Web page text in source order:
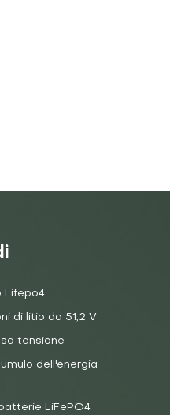
Lifepo4
di litio da 51,2 V
tensione
dell'energia
LiFePO4